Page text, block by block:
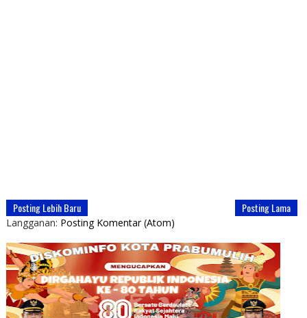
Posting Lebih Baru Posting Lama
Langganan: Posting Komentar (Atom)